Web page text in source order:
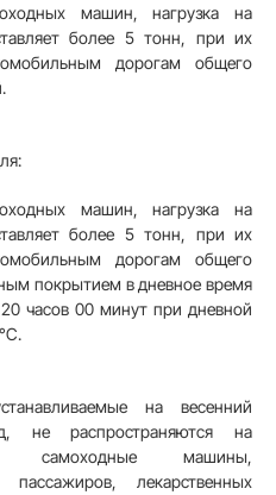
машин, нагрузка на
более 5 тонн, при их
дорогам общего
машин, нагрузка на
более 5 тонн, при их
дорогам общего
покрытием в дневное время
часов 00 минут при дневной
на весенний
не распространяются на
самоходные машины,
пассажиров, лекарственных